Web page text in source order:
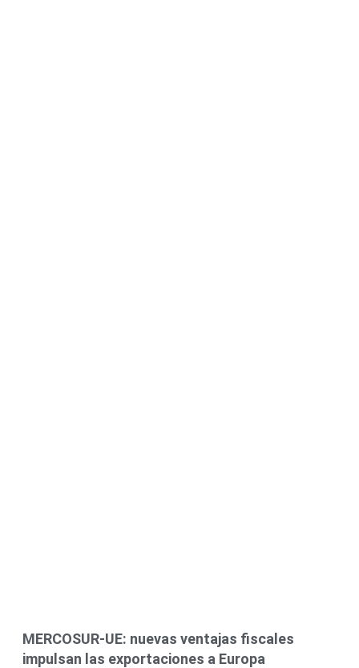
MERCOSUR-UE: nuevas ventajas fiscales
impulsan las exportaciones a Europa